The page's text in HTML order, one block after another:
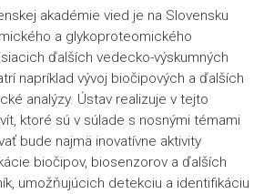
akadémie vied je na Slovensku
a glykoproteomického
ďalších vedecko-výskumných
napríklad vývoj biočipových a ďalších
analýzy. Ústav realizuje v tejto
ktoré sú v súlade s nosnými témami
bude najmä inovatívne aktivity
biočipov, biosenzorov a ďalších
umožňujúcich detekciu a identifikáciu